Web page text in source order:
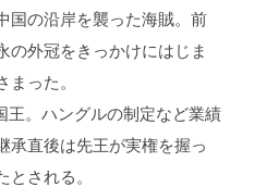
の沿岸を襲った海賊。前
の外冠をきっかけにはじま
まった。
。ハングルの制定など業績
承直後は先王が実権を握っ
される。